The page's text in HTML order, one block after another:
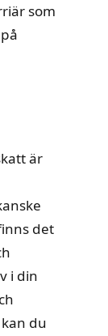
som
är
det
i din
du